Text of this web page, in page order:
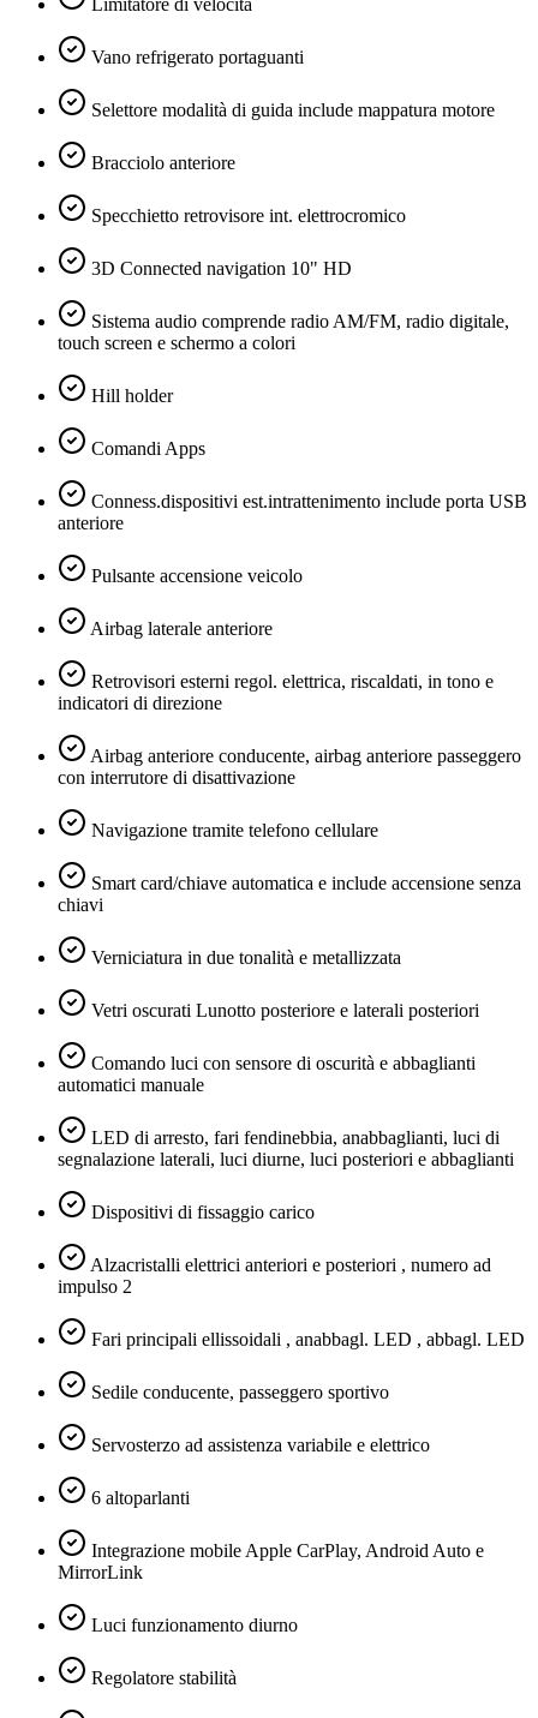
Limitatore di velocità
Vano refrigerato portaguanti
Selettore modalità di guida include mappatura motore
Bracciolo anteriore
Specchietto retrovisore int. elettrocromico
3D Connected navigation 10" HD
Sistema audio comprende radio AM/FM, radio digitale,
touch screen e schermo a colori
Hill holder
Comandi Apps
Conness.dispositivi est.intrattenimento include porta USB
anteriore
Pulsante accensione veicolo
Airbag laterale anteriore
Retrovisori esterni regol. elettrica, riscaldati, in tono e
indicatori di direzione
Airbag anteriore conducente, airbag anteriore passeggero
con interrutore di disattivazione
Navigazione tramite telefono cellulare
Smart card/chiave automatica e include accensione senza
chiavi
Verniciatura in due tonalità e metallizzata
Vetri oscurati Lunotto posteriore e laterali posteriori
Comando luci con sensore di oscurità e abbaglianti
automatici manuale
LED di arresto, fari fendinebbia, anabbaglianti, luci di
segnalazione laterali, luci diurne, luci posteriori e abbaglianti
Dispositivi di fissaggio carico
Alzacristalli elettrici anteriori e posteriori , numero ad
impulso 2
Fari principali ellissoidali , anabbagl. LED , abbagl. LED
Sedile conducente, passeggero sportivo
Servosterzo ad assistenza variabile e elettrico
6 altoparlanti
Integrazione mobile Apple CarPlay, Android Auto e
MirrorLink
Luci funzionamento diurno
Regolatore stabilità